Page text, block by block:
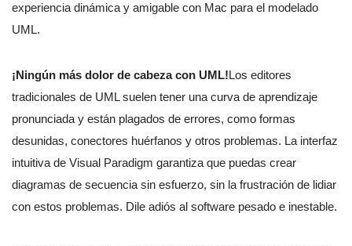
experiencia dinámica y amigable con Mac para el modelado
UML.
¡Ningún más dolor de cabeza con UML!Los editores
tradicionales de UML suelen tener una curva de aprendizaje
pronunciada y están plagados de errores, como formas
desunidas, conectores huérfanos y otros problemas. La interfaz
intuitiva de Visual Paradigm garantiza que puedas crear
diagramas de secuencia sin esfuerzo, sin la frustración de lidiar
con estos problemas. Dile adiós al software pesado e inestable.